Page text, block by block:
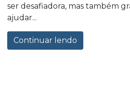
ser desafiadora, mas também
ajudar...
Continuar lendo